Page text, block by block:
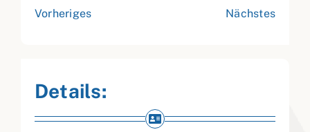
Vorheriges Nächstes
Details: